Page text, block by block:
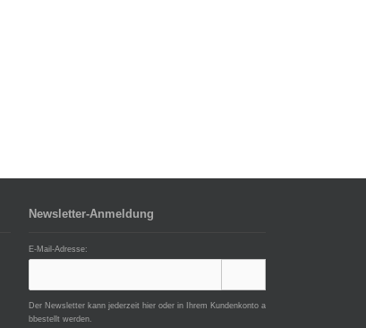
Newsletter-Anmeldung
E-Mail-Adresse:
Der Newsletter kann jederzeit hier oder in Ihrem Kundenkonto a
bbestellt werden.